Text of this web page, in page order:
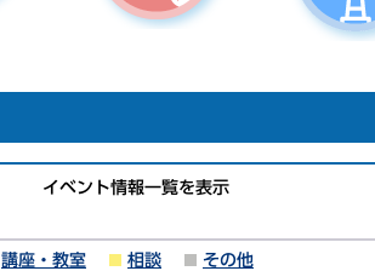
イベント情報一覧を表示
講座・教室 相談 その他